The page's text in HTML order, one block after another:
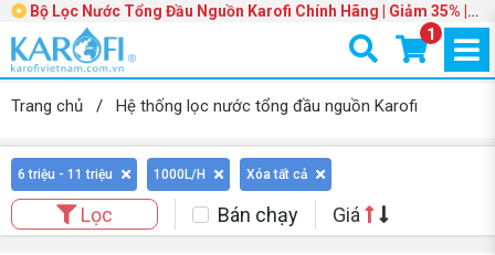
Bộ Lọc Nước Tổng Đầu Nguồn Karofi Chính Hãng | Giảm 35% |
Trang 3
1
Trang chủ / Hệ thống lọc nước tổng đầu nguồn Karofi
6 triệu - 11 triệu 1000L/H Xóa tất cả
Lọc Bán chạy Giá